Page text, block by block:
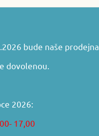
bude naše prodejna
dovolenou.
2026:
17,00